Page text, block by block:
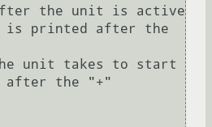
the unit is active
is printed after the
unit takes to start
after the "+"